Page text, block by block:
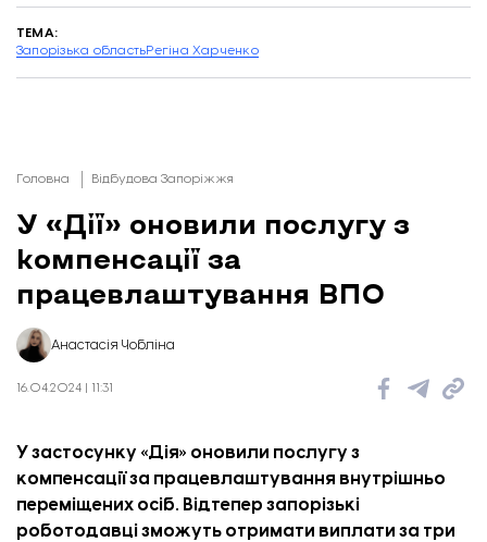
ТЕМА:
Запорізька областьРегіна Харченко
Головна Відбудова Запоріжжя
У «Дії» оновили послугу з
компенсації за
працевлаштування ВПО
Анастасія Чобліна
16.04.2024 | 11:31
У застосунку «Дія» оновили послугу з
компенсації за працевлаштування внутрішньо
переміщених осіб. Відтепер запорізькі
роботодавці зможуть отримати виплати за три